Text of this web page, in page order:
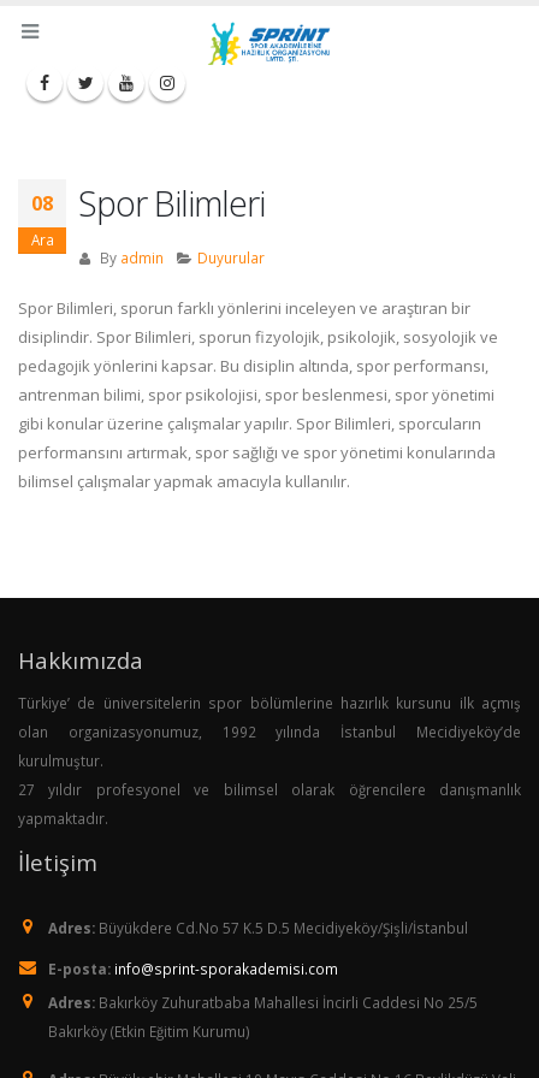
08
Ara
Spor Bilimleri
By admin Duyurular
Spor Bilimleri, sporun farklı yönlerini inceleyen ve araştıran bir
disiplindir. Spor Bilimleri, sporun fizyolojik, psikolojik, sosyolojik ve
pedagojik yönlerini kapsar. Bu disiplin altında, spor performansı,
antrenman bilimi, spor psikolojisi, spor beslenmesi, spor yönetimi
gibi konular üzerine çalışmalar yapılır. Spor Bilimleri, sporcuların
performansını artırmak, spor sağlığı ve spor yönetimi konularında
bilimsel çalışmalar yapmak amacıyla kullanılır.
Hakkımızda
Türkiye’ de üniversitelerin spor bölümlerine hazırlık kursunu ilk açmış
olan organizasyonumuz, 1992 yılında İstanbul Mecidiyeköy’de
kurulmuştur.
27 yıldır profesyonel ve bilimsel olarak öğrencilere danışmanlık
yapmaktadır.
İletişim
Adres: Büyükdere Cd.No 57 K.5 D.5 Mecidiyeköy/Şişli/İstanbul
E-posta: info@sprint-sporakademisi.com
Adres: Bakırköy Zuhuratbaba Mahallesi İncirli Caddesi No 25/5
Bakırköy (Etkin Eğitim Kurumu)